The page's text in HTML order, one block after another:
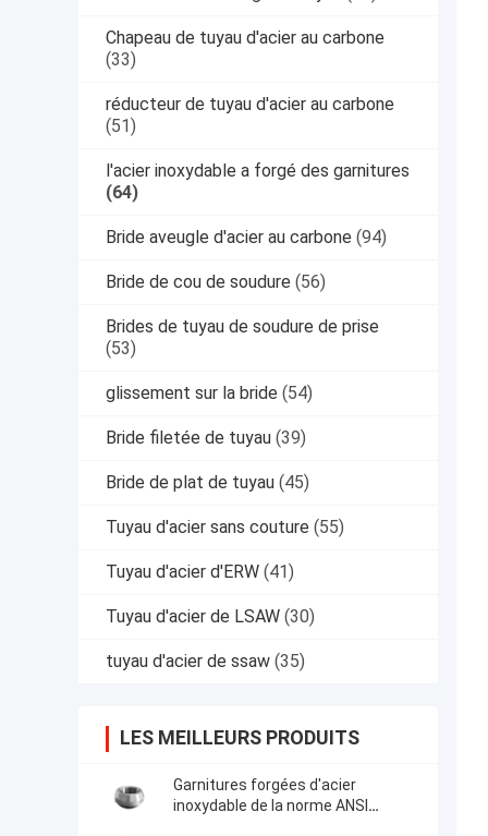
Chapeau de tuyau d'acier au carbone
(33)
réducteur de tuyau d'acier au carbone
(51)
l'acier inoxydable a forgé des garnitures
(64)
Bride aveugle d'acier au carbone (94)
Bride de cou de soudure (56)
Brides de tuyau de soudure de prise
(53)
glissement sur la bride (54)
Bride filetée de tuyau (39)
Bride de plat de tuyau (45)
Tuyau d'acier sans couture (55)
Tuyau d'acier d'ERW (41)
Tuyau d'acier de LSAW (30)
tuyau d'acier de ssaw (35)
LES MEILLEURS PRODUITS
Garnitures forgées d'acier
inoxydable de la norme ANSI